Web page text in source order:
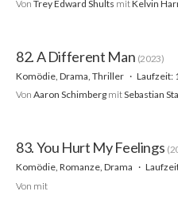
Von Trey Edward Shults mitKelvin
82. A Different Man (2023)
Komödie, Drama, Thriller
Laufzeit:
Von Aaron Schimberg mitSebastian
83. You Hurt My Feelings
Komödie, Romanze, Drama
Von mit